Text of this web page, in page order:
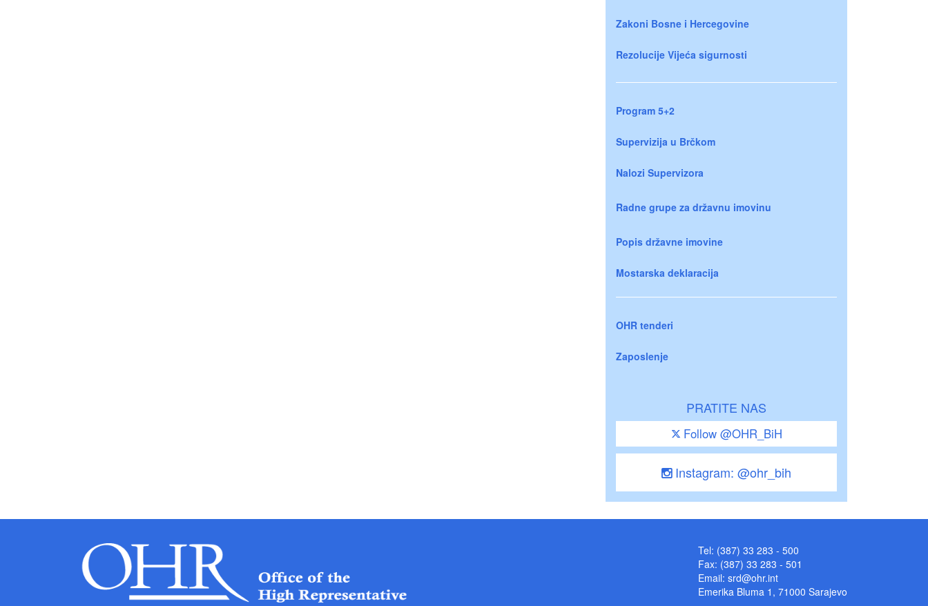
Zakoni Bosne i Hercegovine
Rezolucije Vijeća sigurnosti
Program 5+2
Supervizija u Brčkom
Nalozi Supervizora
Radne grupe za državnu imovinu
Popis državne imovine
Mostarska deklaracija
OHR tenderi
Zaposlenje
PRATITE NAS
Follow @OHR_BiH
Instagram: @ohr_bih
Tel: (387) 33 283 - 500
Fax: (387) 33 283 - 501
Email: srd@ohr.int
Emerika Bluma 1, 71000 Sarajevo